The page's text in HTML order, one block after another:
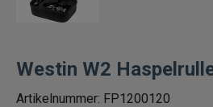
Fiskedrag
Westin W2
Artikelnummer: FP1200120